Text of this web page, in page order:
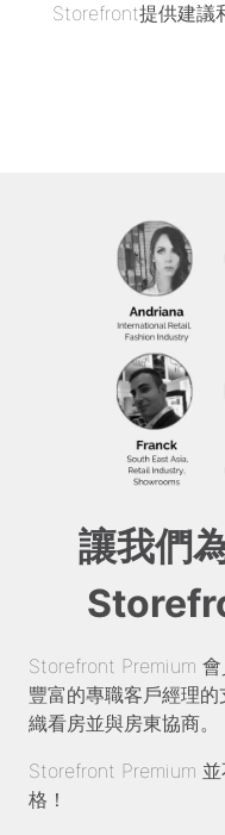
Storefront提供建議
讓我們
Storefront Premium
豐富的專職客戶經理
織看房並與房東協商。
Storefront Premium
格！